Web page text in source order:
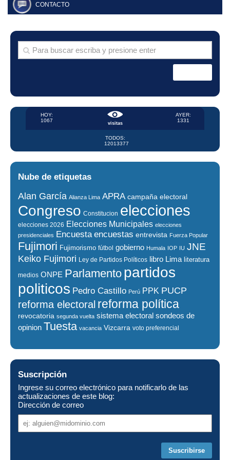
CONTACTO
visitas
HOY:
1067
AYER:
1331
TODOS:
12013377
Nube de etiquetas
Alan García Alianza Lima APRA campaña electoral
Congreso Constitucion elecciones
elecciones 2026 Elecciones Municipales elecciones
presidenciales Encuesta encuestas entrevista Fuerza Popular
Fujimori Fujimorismo fútbol gobierno Humala IOP IU JNE
Keiko Fujimori Ley de Partidos Políticos libro Lima literatura
medios ONPE Parlamento partidos
politicos Pedro Castillo Perú PPK PUCP
reforma electoral reforma política
revocatoria segunda vuelta sistema electoral sondeos de
opinion Tuesta vacancia Vizcarra voto preferencial
Suscripción
Ingrese su correo electrónico para notificarlo de las
actualizaciones de este blog:
Dirección de correo
de